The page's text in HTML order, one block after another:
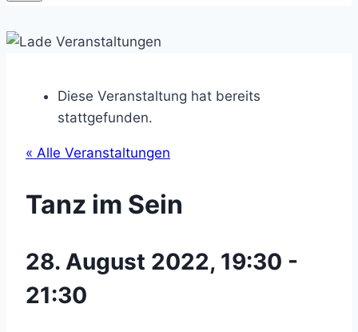
Diese Veranstaltung hat bereits
stattgefunden.
« Alle Veranstaltungen
Tanz im Sein
28. August 2022, 19:30 -
21:30